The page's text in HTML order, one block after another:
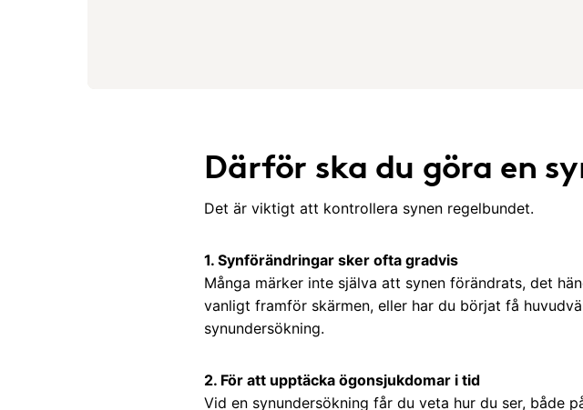
Därför ska du göra en
Det är viktigt att kontrollera synen regelbundet.
1. Synförändringar sker ofta gradvis
Många märker inte själva att synen förändrats, det
vanligt framför skärmen, eller har du börjat få
synundersökning.
2. För att upptäcka ögonsjukdomar i tid
Vid en synundersökning får du veta hur du ser, både